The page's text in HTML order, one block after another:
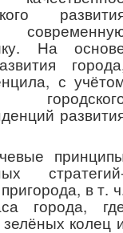
На
с
в т.
города,
колец